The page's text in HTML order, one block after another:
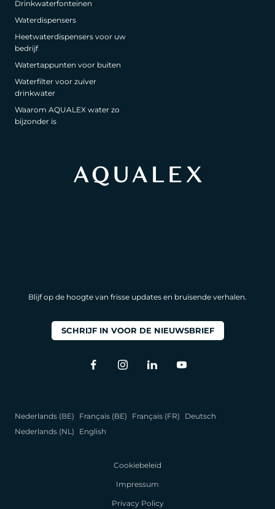
Drinkwaterfonteinen
Waterdispensers
Heetwaterdispensers voor uw
bedrijf
Watertappunten voor buiten
Waterfilter voor zuiver
drinkwater
Waarom AQUALEX water zo
bijzonder is
Blijf op de hoogte van frisse updates en bruisende verhalen.
SCHRIJF IN VOOR DE NIEUWSBRIEF
Nederlands (BE) Français (BE) Français (FR)
Deutsch
Nederlands (NL)
English
Cookiebeleid
Impressum
Privacy Policy